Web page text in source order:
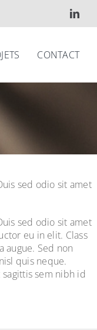
CONTACT
sed odio sit amet
sed odio sit amet
eu in elit. Class
Sed non
quis neque.
sem nibh id